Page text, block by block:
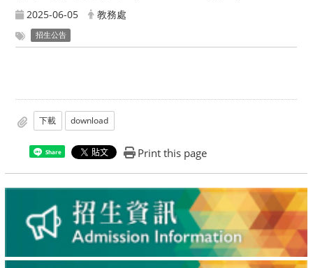
2025-06-05 教務處
招生公告
下載 download
Share Print this page